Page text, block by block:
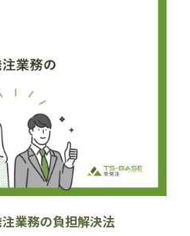
業務の負担解決法